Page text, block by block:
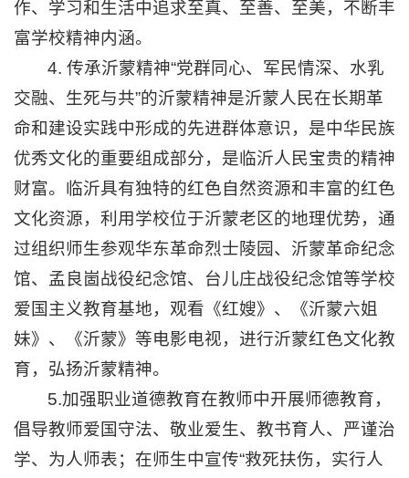
作、学习和生活中追求至真、至善、至美，不断丰
富学校精神内涵。
4. 传承沂蒙精神“党群同心、军民情深、水乳
交融、生死与共”的沂蒙精神是沂蒙人民在长期革
命和建设实践中形成的先进群体意识，是中华民族
优秀文化的重要组成部分，是临沂人民宝贵的精神
财富。临沂具有独特的红色自然资源和丰富的红色
文化资源，利用学校位于沂蒙老区的地理优势，通
过组织师生参观华东革命烈士陵园、沂蒙革命纪念
馆、孟良崮战役纪念馆、台儿庄战役纪念馆等学校
爱国主义教育基地，观看《红嫂》、《沂蒙六姐
妹》、《沂蒙》等电影电视，进行沂蒙红色文化教
育，弘扬沂蒙精神。
5.加强职业道德教育在教师中开展师德教育，
倡导教师爱国守法、敬业爱生、教书育人、严谨治
学、为人师表；在师生中宣传“救死扶伤，实行人